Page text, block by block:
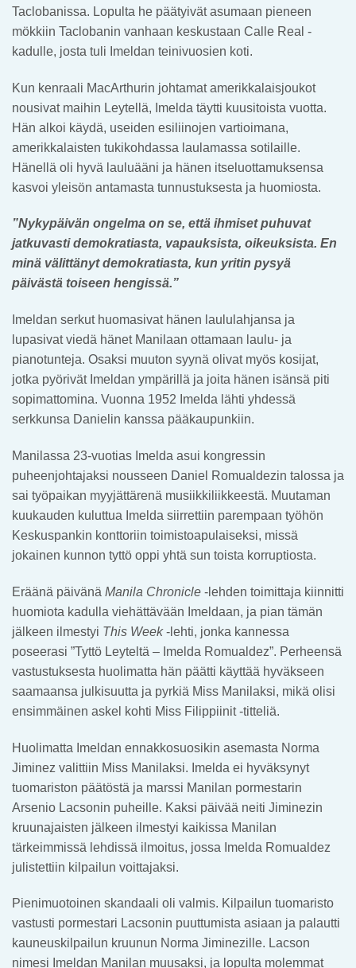
Taclobanissa. Lopulta he päätyivät asumaan pieneen
mökkiin Taclobanin vanhaan keskustaan Calle Real -
kadulle, josta tuli Imeldan teinivuosien koti.
Kun kenraali MacArthurin johtamat amerikkalaisjoukot
nousivat maihin Leytellä, Imelda täytti kuusitoista vuotta.
Hän alkoi käydä, useiden esiliinojen vartioimana,
amerikkalaisten tukikohdassa laulamassa sotilaille.
Hänellä oli hyvä lauluääni ja hänen itseluottamuksensa
kasvoi yleisön antamasta tunnustuksesta ja huomiosta.
”Nykypäivän ongelma on se, että ihmiset puhuvat
jatkuvasti demokratiasta, vapauksista, oikeuksista. En
minä välittänyt demokratiasta, kun yritin pysyä
päivästä toiseen hengissä.”
Imeldan serkut huomasivat hänen laululahjansa ja
lupasivat viedä hänet Manilaan ottamaan laulu- ja
pianotunteja. Osaksi muuton syynä olivat myös kosijat,
jotka pyörivät Imeldan ympärillä ja joita hänen isänsä piti
sopimattomina. Vuonna 1952 Imelda lähti yhdessä
serkkunsa Danielin kanssa pääkaupunkiin.
Manilassa 23-vuotias Imelda asui kongressin
puheenjohtajaksi nousseen Daniel Romualdezin talossa ja
sai työpaikan myyjättärenä musiikkiliikkeestä. Muutaman
kuukauden kuluttua Imelda siirrettiin parempaan työhön
Keskuspankin konttoriin toimistoapulaiseksi, missä
jokainen kunnon tyttö oppi yhtä sun toista korruptiosta.
Eräänä päivänä Manila Chronicle -lehden toimittaja kiinnitti
huomiota kadulla viehättävään Imeldaan, ja pian tämän
jälkeen ilmestyi This Week-lehti, jonka kannessa
poseerasi ”Tyttö Leyteltä – Imelda Romualdez”. Perheensä
vastustuksesta huolimatta hän päätti käyttää hyväkseen
saamaansa julkisuutta ja pyrkiä Miss Manilaksi, mikä olisi
ensimmäinen askel kohti Miss Filippiinit -titteliä.
Huolimatta Imeldan ennakkosuosikin asemasta Norma
Jiminez valittiin Miss Manilaksi. Imelda ei hyväksynyt
tuomariston päätöstä ja marssi Manilan pormestarin
Arsenio Lacsonin puheille. Kaksi päivää neiti Jiminezin
kruunajaisten jälkeen ilmestyi kaikissa Manilan
tärkeimmissä lehdissä ilmoitus, jossa Imelda Romualdez
julistettiin kilpailun voittajaksi.
Pienimuotoinen skandaali oli valmis. Kilpailun tuomaristo
vastusti pormestari Lacsonin puuttumista asiaan ja palautti
kauneuskilpailun kruunun Norma Jiminezille. Lacson
nimesi Imeldan Manilan muusaksi, ja lopulta molemmat